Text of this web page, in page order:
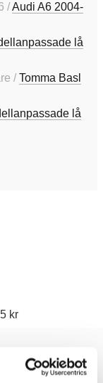
/Audi A6 2004-
lå
/Tomma Basl
lå
kr